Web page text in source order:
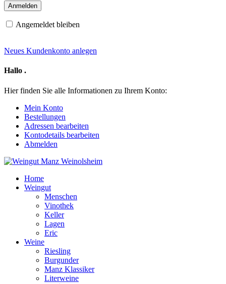
Angemeldet bleiben
Neues Kundenkonto anlegen
Hallo .
Hier finden Sie alle Informationen zu Ihrem Konto:
Mein Konto
Bestellungen
Adressen bearbeiten
Kontodetails bearbeiten
Abmelden
Home
Weingut
Menschen
Vinothek
Keller
Lagen
Eric
Weine
Riesling
Burgunder
Manz Klassiker
Literweine